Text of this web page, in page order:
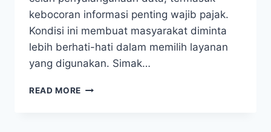
kebocoran informasi penting wajib pajak.
Kondisi ini membuat masyarakat diminta
lebih berhati-hati dalam memilih layanan
yang digunakan. Simak…
READ MORE WASPADA!